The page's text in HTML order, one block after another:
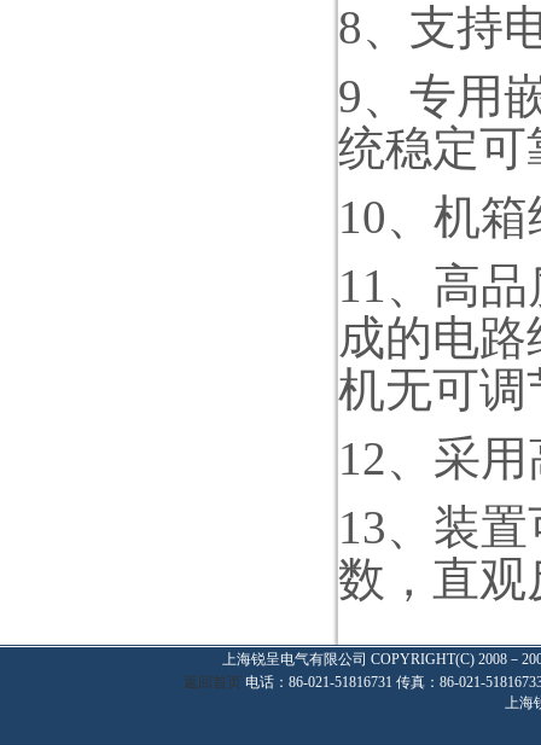
8、支持
9、专用
统稳定可
10、机
11、高
成的电
机无可调
12、采
13、装
数，直观
上海锐呈电气有限公司 COPYRIGHT(C) 2008－
返回首页 电话：86-021-51816731 传真：86-021-
上海